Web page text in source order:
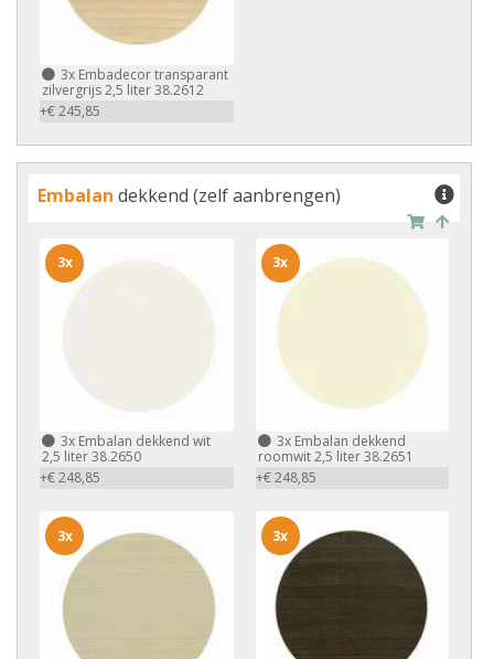
3x Embadecor transparant
zilvergrijs 2,5 liter 38.2612
+€ 245,85
Embalan dekkend (zelf aanbrengen)
3x Embalan dekkend wit
2,5 liter 38.2650
+€ 248,85
3x
3xEmbalan dekkend
roomwit 2,5 liter 38.2651
+€ 248,85
3x
3x 3x